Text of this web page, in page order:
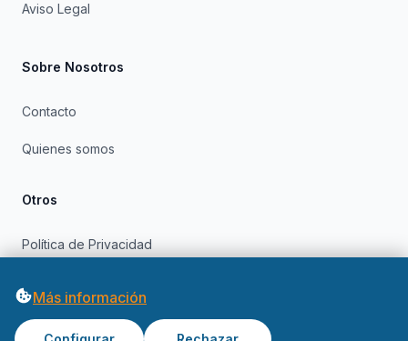
Aviso Legal
Sobre Nosotros
Contacto
Quienes somos
Otros
Política de Privacidad
Más información